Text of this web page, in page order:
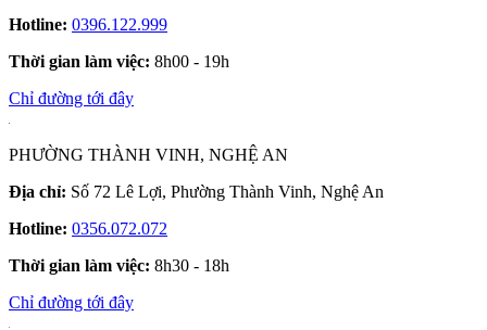
Hotline: 0396.122.999
Thời gian làm việc: 8h00 - 19h
Chỉ đường tới đây
PHƯỜNG THÀNH VINH, NGHỆ AN
Địa chỉ: Số 72 Lê Lợi, Phường Thành Vinh, Nghệ An
Hotline: 0356.072.072
Thời gian làm việc: 8h30 - 18h
Chỉ đường tới đây